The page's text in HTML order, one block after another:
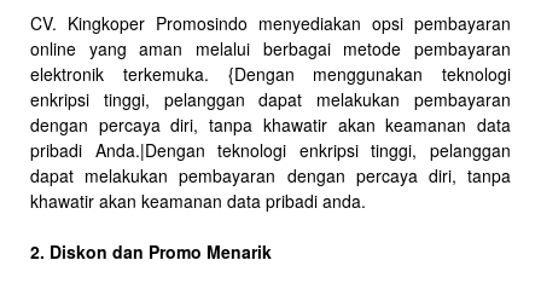
CV. Kingkoper Promosindo menyediakan opsi pembayaran
online yang aman melalui berbagai metode pembayaran
elektronik terkemuka. {Dengan menggunakan teknologi
enkripsi tinggi, pelanggan dapat melakukan pembayaran
dengan percaya diri, tanpa khawatir akan keamanan data
pribadi Anda.|Dengan teknologi enkripsi tinggi, pelanggan
dapat melakukan pembayaran dengan percaya diri, tanpa
khawatir akan keamanan data pribadi anda.
2. Diskon dan Promo Menarik